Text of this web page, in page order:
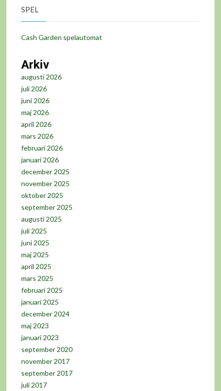
SPEL
Cash Garden spelautomat
Arkiv
augusti 2026
juli 2026
juni 2026
maj 2026
april 2026
mars 2026
februari 2026
januari 2026
december 2025
november 2025
oktober 2025
september 2025
augusti 2025
juli 2025
juni 2025
maj 2025
april 2025
mars 2025
februari 2025
januari 2025
december 2024
maj 2023
januari 2023
september 2020
november 2017
september 2017
juli 2017